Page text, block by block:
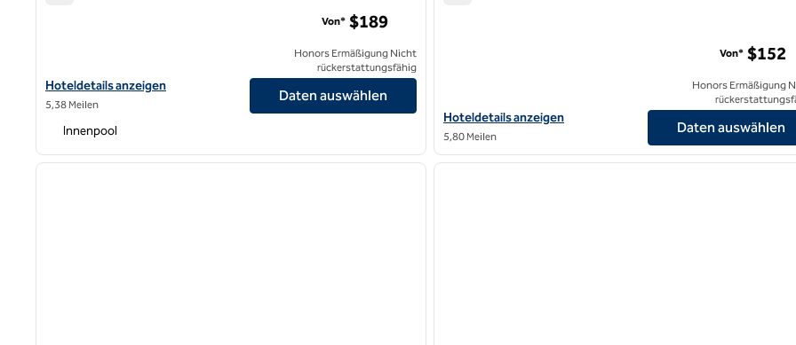
Hoteldetails für DoubleTree by Hilton New York LaGuardia Airport anzeigen
Hoteldetails anzeigen
5,38 Meilen
Von* $189
Honors Ermäßigung Nicht
rückerstattungsfähig
Daten auswählen
Innenpool
Hoteldetails für Hilton Garden Inn Flushing LaGuardia anzeigen
Hoteldetails anzeigen
5,80 Meilen
Von* $152
Honors Ermäßigung
Daten auswählen
1 von 12
nächstes Bild
1
1 von 12